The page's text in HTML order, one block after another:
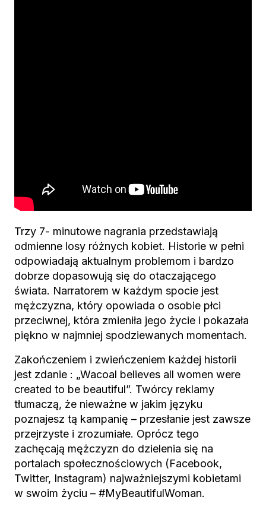
Trzy 7- minutowe nagrania przedstawiają
odmienne losy różnych kobiet. Historie w pełni
odpowiadają aktualnym problemom i bardzo
dobrze dopasowują się do otaczającego
świata. Narratorem w każdym spocie jest
mężczyzna, który opowiada o osobie płci
przeciwnej, która zmieniła jego życie i pokazała
piękno w najmniej spodziewanych momentach.
Zakończeniem i zwieńczeniem każdej historii
jest zdanie : „Wacoal believes all women were
created to be beautiful”. Twórcy reklamy
tłumaczą, że nieważne w jakim języku
poznajesz tą kampanię – przesłanie jest zawsze
przejrzyste i zrozumiałe. Oprócz tego
zachęcają mężczyzn do dzielenia się na
portalach społecznościowych (Facebook,
Twitter, Instagram) najważniejszymi kobietami
w swoim życiu – #MyBeautifulWoman.